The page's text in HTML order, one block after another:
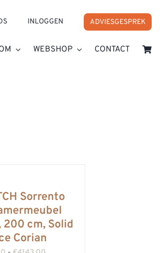
INLOGGEN ADVIESGESPREK
WEBSHOP CONTACT
Sorrento
cm, Solid
Corian